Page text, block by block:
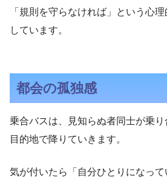
「規則を守らなければ」という心
しています。
都会の孤独感
乗合バスは、見知らぬ者同士が乗
目的地で降りていきます。
気が付いたら「自分ひとりになっ